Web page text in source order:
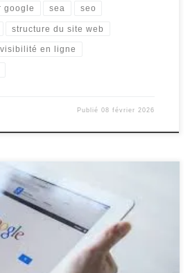
google sea seo
structure du site web
visibilité en ligne
Publié08 février 2026
sur Google : Les Clés du Succès
sur Google : Les Clés du Succès
la visibilité de votre site web sur les
occupe une place prépondérante.